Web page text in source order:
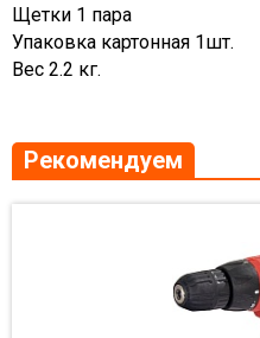
Щетки 1 пара
Упаковка картонная 1шт.
Вес 2.2 кг.
Рекомендуем